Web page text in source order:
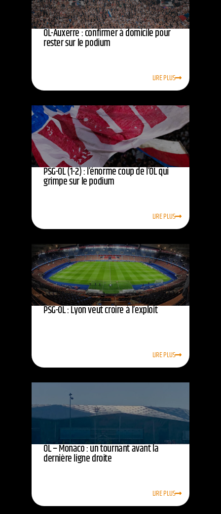
OL-Auxerre : confirmer à domicile pour
rester sur le podium
LIRE PLUS
PSG-OL (1-2) : l’énorme coup de l’OL qui
grimpe sur le podium
LIRE PLUS
PSG-OL : Lyon veut croire à l’exploit
LIRE PLUS
OL – Monaco : un tournant avant la
dernière ligne droite
LIRE PLUS